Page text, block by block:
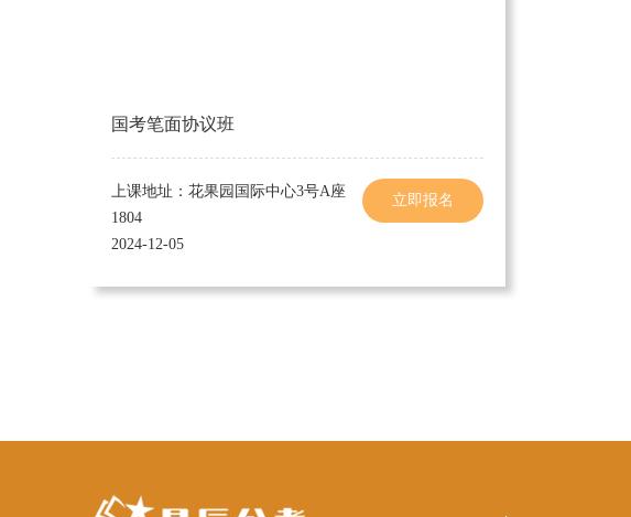
国考笔面协议班
上课地址：花果园国际中心3号A座
1804
2024-12-05
立即报名